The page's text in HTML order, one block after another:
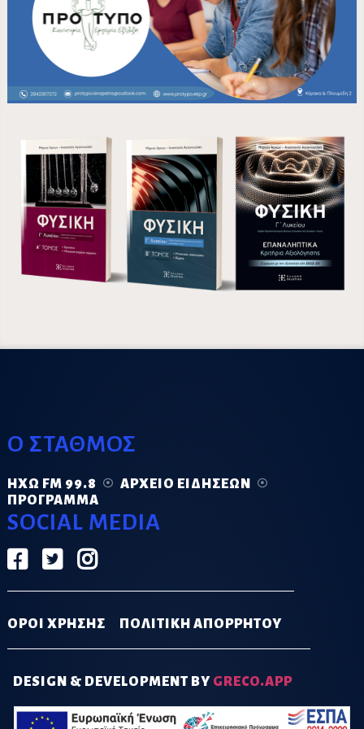
Ο ΣΤΑΘΜΟΣ
ΗΧΏ FM 99.8
ΑΡΧΕΊΟ ΕΙΔΉΣΕΩΝ
ΠΡΌΓΡΑΜΜΑ
SOCIAL MEDIA
ΟΡΟΙ ΧΡΗΣΗΣ ΠΟΛΙΤΙΚΗ ΑΠΟΡΡΗΤΟΥ
DESIGN & DEVELOPMENT BY GRECO.APP